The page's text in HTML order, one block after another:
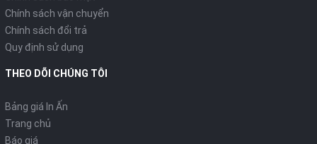
Chính sách vận chuyển
Chính sách đổi trả
Quy định sử dụng
THEO DÕI CHÚNG TÔI
Bảng giá In Ấn
Trang chủ
Báo giá